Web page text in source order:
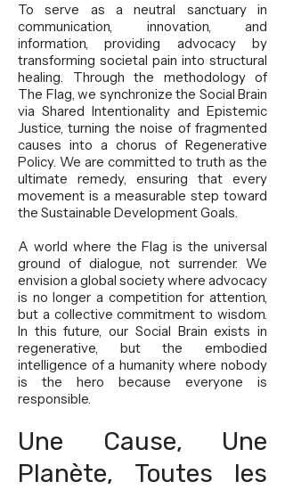
To serve as a neutral sanctuary in
communication, innovation, and
information, providing advocacy by
transforming societal pain into structural
healing. Through the methodology of
The Flag, we synchronize the Social Brain
via Shared Intentionality and Epistemic
Justice, turning the noise of fragmented
causes into a chorus of Regenerative
Policy. We are committed to truth as the
ultimate remedy, ensuring that every
movement is a measurable step toward
the Sustainable Development Goals.
A world where the Flag is the universal
ground of dialogue, not surrender. We
envision a global society where advocacy
is no longer a competition for attention,
but a collective commitment to wisdom.
In this future, our Social Brain exists in
regenerative, but the embodied
intelligence of a humanity where nobody
is the hero because everyone is
responsible.
Une Cause, Une
Planète, Toutes les